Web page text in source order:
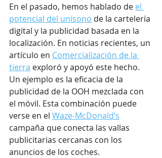
En el pasado, hemos hablado de el
potencial del unísono de la cartelería
digital y la publicidad basada en la
localización. En noticias recientes, un
artículo en Comercialización de la
tierra exploró y apoyó este hecho.
Un ejemplo es la eficacia de la
publicidad de la OOH mezclada con
el móvil. Esta combinación puede
verse en el Waze-McDonald’s
campaña que conecta las vallas
publicitarias cercanas con los
anuncios de los coches.